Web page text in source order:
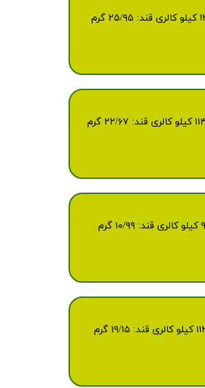
وزن /حجم ۲۰۰ م‌ل مشخصات نوع بسته بندی : پاکت استریل تعداد در کارتن: ۲۷ پاکت مدت ماندگاری: ۱۲ ماه انرژی غذایی درهر۲۴۰ میلی لیتر انرژی: ۱۲۲/۵ کیلو کالری قند: ۲۵/۹۵ گرم
وزن /حجم ۲۰۰ م‌ل مشخصات نوع بسته بندی : پاکت استریل تعداد در کارتن: ۲۷ پاکت مدت ماندگاری: ۱۲ ماه انرژی غذایی درهر۲۴۰ میلی لیتر انرژی: ۱۱۴/۳۷ کیلو کالری قند: ۲۲/۶۷ گرم
وزن /حجم ۲۰۰ م‌ل مشخصات نوع بسته بندی : پاکت استریل تعداد در کارتن: ۲۷ پاکت مدت ماندگاری: ۱۲ ماه انرژی غذایی درهر۲۴۰ میلی لیتر انرژی: ۹۱/۷۹ کیلو کالری قند: ۱۰/۹۹ گرم
وزن /حجم ۲۰۰ م‌ل مشخصات نوع بسته بندی : پاکت استریل تعداد در کارتن: ۲۷ پاکت مدت ماندگاری: ۱۲ ماه انرژی غذایی درهر۲۴۰ میلی لیتر انرژی: ۱۱۲/۳۲ کیلو کالری قند: ۱۹/۱۵ گرم